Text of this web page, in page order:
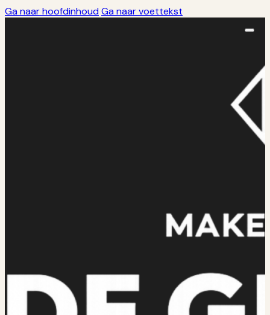
Ga naar hoofdinhoudGa naar voettekst